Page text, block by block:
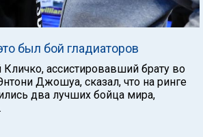
был бой гладиаторов
ассистировавший брату во
Джошуа, сказал, что на ринге
два лучших бойца мира,